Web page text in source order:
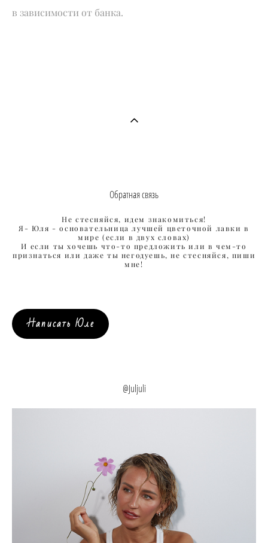
в зависимости от банка.
Обратная связь
Не стесняйся, идем знакомиться!
Я- Юля - основательница лучшей цветочной лавки в
мире (если в двух словах)
И если ты хочешь что-то предложить или в чем-то
признаться или даже ты негодуешь, не стесняйся, пиши
мне!
Написать Юле
@Juljuli